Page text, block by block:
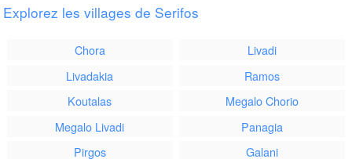
Explorez les villages de Serifos
Chora
Livadi
Livadakia
Ramos
Koutalas
Megalo Chorio
Megalo Livadi
Panagia
Pirgos
Galani